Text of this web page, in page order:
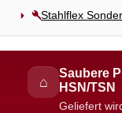
Stahlflex
⌂
Saubere
HSN/TSN
Geliefert